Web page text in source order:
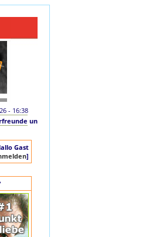
- 16:38
und tierliebe Singles +++ Die originale
Gast
]